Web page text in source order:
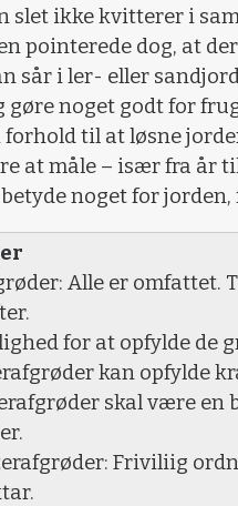
slet ikke kvitterer i
pointerede dog, at
sår i ler- eller
gøre noget godt for
forhold til at løsne
at måle – især fra år
noget for jorden,
Alle er omfattet.
for at opfylde de
kan opfylde
skal være en
Friviliig